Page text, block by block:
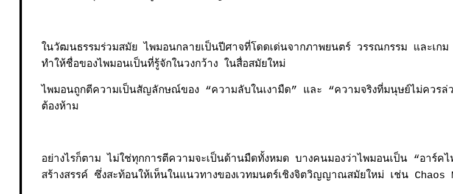
ในวัฒนธรรมร่วมสมัย ไพมอนกลายเป็นปีศาจที่โดดเด่นจากภาพยนตร์ วรรณกรรม และเก
ทำให้ชื่อของไพมอนเป็นที่รู้จักในวงกว้าง ในสื่อสมัยใหม่
ไพมอนถูกตีความเป็นสัญลักษณ์ของ “ความลับในเงามืด” และ “ความจริงที่มนุษย์ไม่ควรล่ว
ต้องห้าม
อย่างไรก็ตาม ไม่ใช่ทุกการตีความจะเป็นด้านมืดทั้งหมด บางคนมองว่าไพมอนเป็น “อาร์ค
สร้างสรรค์ ซึ่งสะท้อนให้เห็นในแนวทางของเวทมนตร์เชิงจิตวิญญาณสมัยใหม่ เช่น Chaos